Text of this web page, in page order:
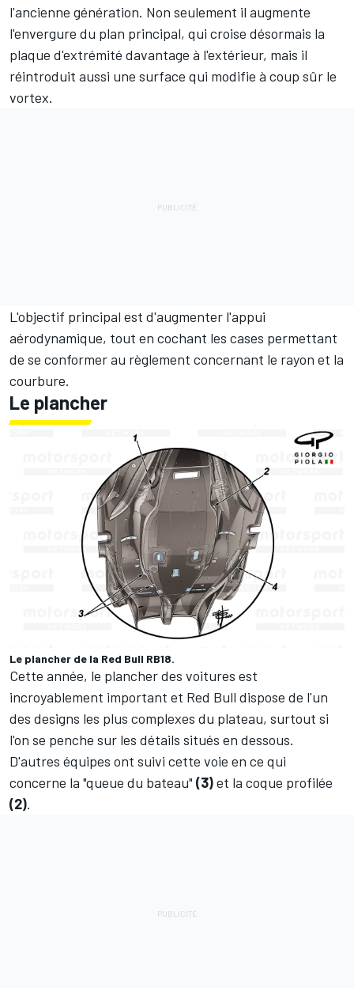
l'ancienne génération. Non seulement il augmente
l'envergure du plan principal, qui croise désormais la
plaque d'extrémité davantage à l'extérieur, mais il
réintroduit aussi une surface qui modifie à coup sûr le
vortex.
L'objectif principal est d'augmenter l'appui
aérodynamique, tout en cochant les cases permettant
de se conformer au règlement concernant le rayon et la
courbure.
Le plancher
Le plancher de la Red Bull RB18.
Cette année, le plancher des voitures est
incroyablement important et Red Bull dispose de l'un
des designs les plus complexes du plateau, surtout si
l'on se penche sur les détails situés en dessous.
D'autres équipes ont suivi cette voie en ce qui
concerne la "queue du bateau" (3)et la coque profilée
(2).